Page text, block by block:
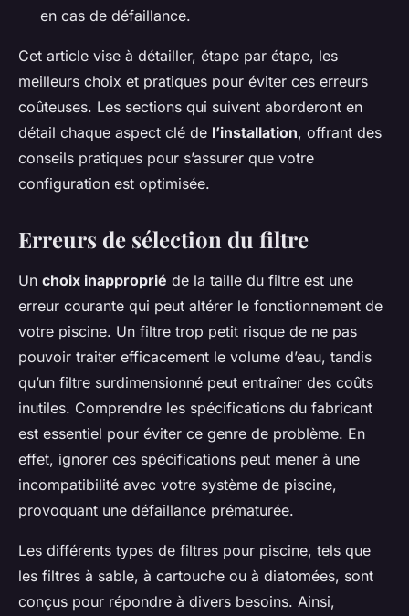
en cas de défaillance.
Cet article vise à détailler, étape par étape, les
meilleurs choix et pratiques pour éviter ces erreurs
coûteuses. Les sections qui suivent aborderont en
détail chaque aspect clé de l’installation, offrant des
conseils pratiques pour s’assurer que votre
configuration est optimisée.
Erreurs de sélection du filtre
Un choix inapproprié de la taille du filtre est une
erreur courante qui peut altérer le fonctionnement de
votre piscine. Un filtre trop petit risque de ne pas
pouvoir traiter efficacement le volume d’eau, tandis
qu’un filtre surdimensionné peut entraîner des coûts
inutiles. Comprendre les spécifications du fabricant
est essentiel pour éviter ce genre de problème. En
effet, ignorer ces spécifications peut mener à une
incompatibilité avec votre système de piscine,
provoquant une défaillance prématurée.
Les différents types de filtres pour piscine, tels que
les filtres à sable, à cartouche ou à diatomées, sont
conçus pour répondre à divers besoins. Ainsi,